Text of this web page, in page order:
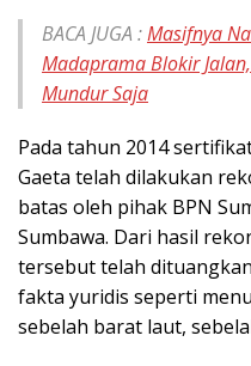
BACA JUGA :Masifnya
Madaprama Blokir
Mundur Saja
Pada tahun 2014
Gaeta telah dilakukan
batas oleh pihak BPN
Sumbawa. Dari hasil
tersebut telah
fakta yuridis seperti
sebelah barat laut,